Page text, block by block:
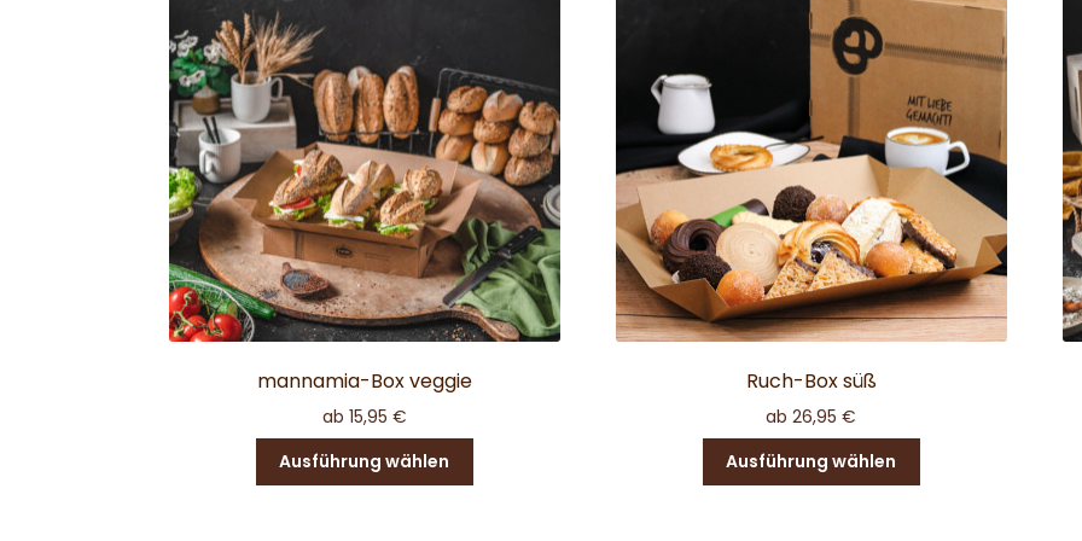
mannamia-Box veggie
ab 15,95 €
Ausführung wählen
Ruch-Box süß
ab26,95€
Ausführung wählen